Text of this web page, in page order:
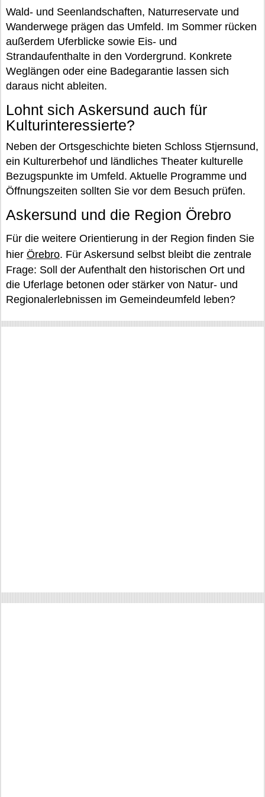
Wald- und Seenlandschaften, Naturreservate und
Wanderwege prägen das Umfeld. Im Sommer rücken
außerdem Uferblicke sowie Eis- und
Strandaufenthalte in den Vordergrund. Konkrete
Weglängen oder eine Badegarantie lassen sich
daraus nicht ableiten.
Lohnt sich Askersund auch für
Kulturinteressierte?
Neben der Ortsgeschichte bieten Schloss Stjernsund,
ein Kulturerbehof und ländliches Theater kulturelle
Bezugspunkte im Umfeld. Aktuelle Programme und
Öffnungszeiten sollten Sie vor dem Besuch prüfen.
Askersund und die Region Örebro
Für die weitere Orientierung in der Region finden Sie
hier Örebro. Für Askersund selbst bleibt die zentrale
Frage: Soll der Aufenthalt den historischen Ort und
die Uferlage betonen oder stärker von Natur- und
Regionalerlebnissen im Gemeindeumfeld leben?